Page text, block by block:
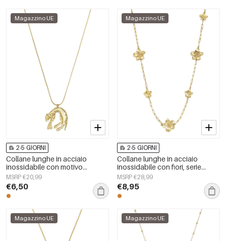
Magazzino UE
2-5 GIORNI
Collane lunghe in acciaio
inossidabile con motivo
animale, gioielli casual da
donna per tutti i giorni.
MSRP €20,99
€6,50
Magazzino UE
2-5 GIORNI
Collane lunghe in acciaio
inossidabile con fiori, serie
casual e semplice per tutti i
giorni, gioielli da donna
MSRP €28,99
€8,95
Magazzino UE Magazzino UE